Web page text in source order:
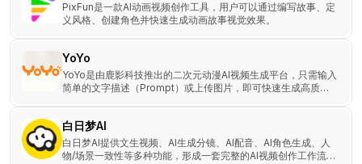
PixFun是一款AI动画视频创作工具，用户可以通过编写故事、定
义风格、创建角色并快速生成动画故事视觉效果。
YoYo
YoYo是由鹿影科技推出的二次元动漫AI视频生成平台，只需输入
简单的文字描述（Prompt）或上传图片，即可快速生成高质量
白日梦AI
白日梦AI提供文生视频、AI生成分镜、AI配音、AI角色生成、人
物/场景一致性等多种功能，形成一套完整的AI视频创作工作流，